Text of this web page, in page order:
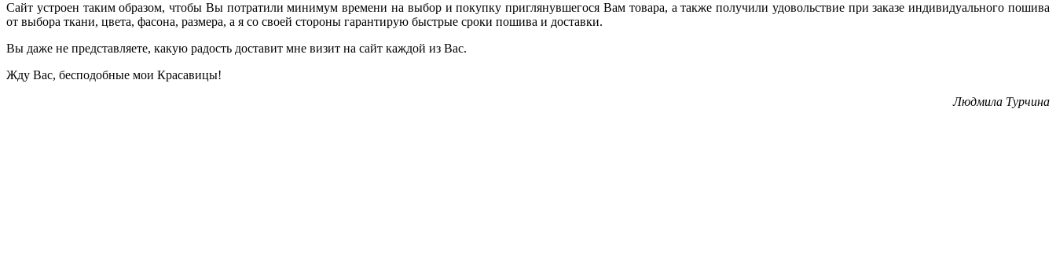
Сайт устроен таким образом, чтобы Вы потратили минимум времени на выбор и покупку приглянувшегося Вам товара, а также получили удовольствие при заказе индивидуального пошива
от выбора ткани, цвета, фасона, размера, а я со своей стороны гарантирую быстрые сроки пошива и доставки.
Вы даже не представляете, какую радость доставит мне визит на сайт каждой из Вас.
Жду Вас, бесподобные мои Красавицы!
Людмила Турчина